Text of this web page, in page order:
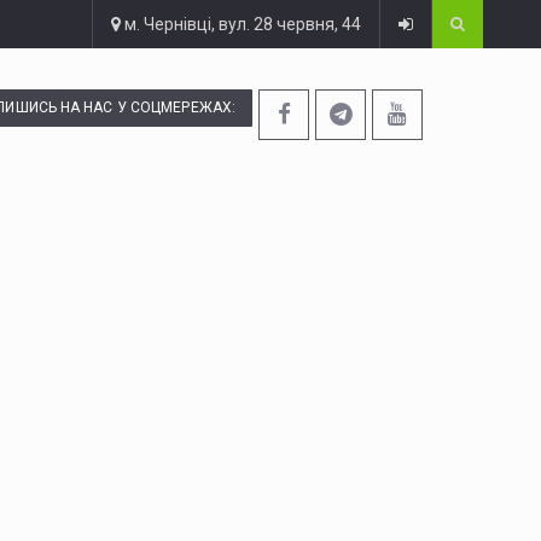
м. Чернівці, вул. 28 червня, 44
НА НАС У СОЦМЕРЕЖАХ: